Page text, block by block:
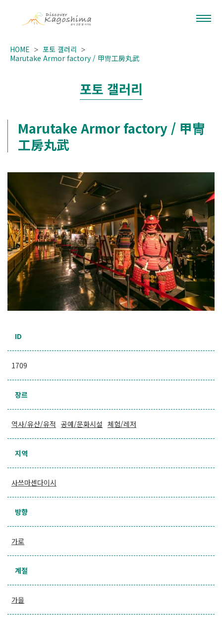
HOME
포토 갤러리
Marutake Armor factory / 甲冑工房丸武
포토 갤러리
Marutake Armor factory / 甲冑
工房丸武
ID
1709
장르
역사/유산/유적 공예/문화시설 체험/레저
지역
사쓰마센다이시
방향
가로
계절
가을